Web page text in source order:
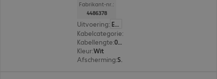
Fabrikant-nr.:
4486378
Uitvoering: Europa
Kabelcategorie:
Kabellengte: 0,5 m
Kleur:Wit
Afscherming: S/FTP (PIMF)